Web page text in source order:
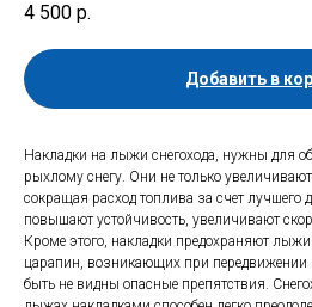
4 500 р.
Добавить в
Накладки на лыжи снегохода, нужны для
рыхлому снегу. Они не только
сокращая расход топлива за счет лучшего
повышают устойчивость, увеличивают
Кроме этого, накладки предохраняют
царапин, возникающих при передвижении
быть не видны опасные препятствия.